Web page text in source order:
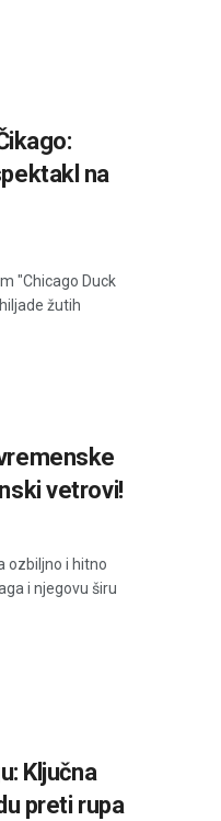
na
"Chicago Duck
žutih
vetrovi!
ozbiljno i hitno
i njegovu širu
Ključna
preti rupa